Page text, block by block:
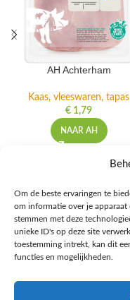
Om de beste ervaringen te
om informatie over je
stemmen met deze
unieke ID's op deze site
toestemming intrekt, kan dit
functies en mogelijkheden.
AH Achterham
Kaas, vleeswaren, tapas
€ 1,79
NAAR AH
Ontdek de beste keto-
kennis met onze diepgaande
favoriete keto recepten in